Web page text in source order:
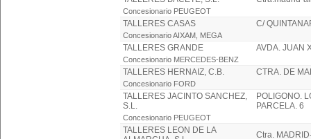
Concesionario PEUGEOT
TALLERES CASAS C/
Concesionario AIXAM, MEGA
TALLERES GRANDE AVDA. JUAN
Concesionario MERCEDES-BENZ
TALLERES HERNAIZ, C.B. CTRA. DE
Concesionario FORD
TALLERES JACINTO SANCHEZ,
S.L.
POLIGONO.
PARCELA. 6
Concesionario PEUGEOT
TALLERES LEON DE LA
Ctra.